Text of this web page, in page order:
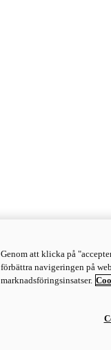
Genom att klicka på
förbättra navigeringen på
marknadsföringsinsatser.